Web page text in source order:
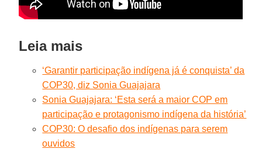
Leia mais
‘Garantir participação indígena já é conquista’ da
COP30, diz Sonia Guajajara
Sonia Guajajara: ‘Esta será a maior COP em
participação e protagonismo indígena da história’
COP30: O desafio dos indígenas para serem
ouvidos